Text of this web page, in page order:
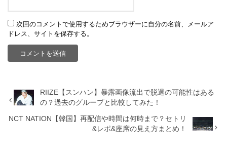
次回のコメントで使用するためブラウザーに自分の名前、メールア
ドレス、サイトを保存する。
RIIZE【スンハン】暴露画像流出で脱退の可能性はある
の？過去のグループと比較してみた！
NCT NATION【韓国】再配信や時間は何時まで？セトリ
&レポ&座席の見え方まとめ！